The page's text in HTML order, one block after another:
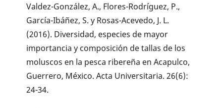
Valdez-González, A., Flores-Rodríguez, P.,
García-Ibáñez, S. y Rosas-Acevedo, J. L.
(2016). Diversidad, especies de mayor
importancia y composición de tallas de los
moluscos en la pesca ribereña en Acapulco,
Guerrero, México. Acta Universitaria. 26(6):
24-34.